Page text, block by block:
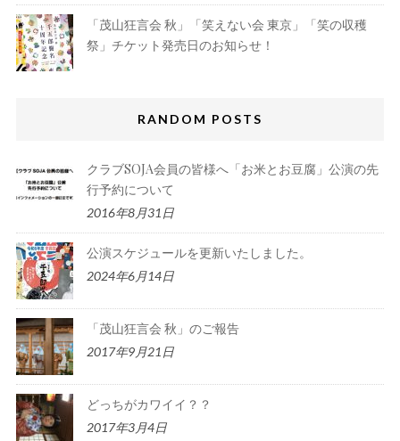
「茂山狂言会 秋」「笑えない会 東京」「笑の収穫
祭」チケット発売日のお知らせ！
RANDOM POSTS
クラブSOJA会員の皆様へ「お米とお豆腐」公演の先
行予約について
2016年8月31日
公演スケジュールを更新いたしました。
2024年6月14日
「茂山狂言会 秋」のご報告
2017年9月21日
どっちがカワイイ？？
2017年3月4日